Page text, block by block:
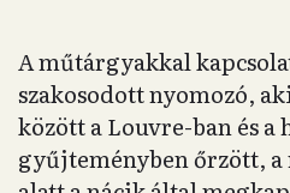
A műtárgyakkal
szakosodott nyomozó,
között a Louvre-ban és
gyűjteményben őrzött,